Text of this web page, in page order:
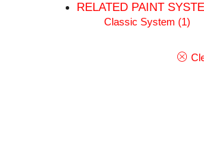
RELATED PAINT
Classic System (1)